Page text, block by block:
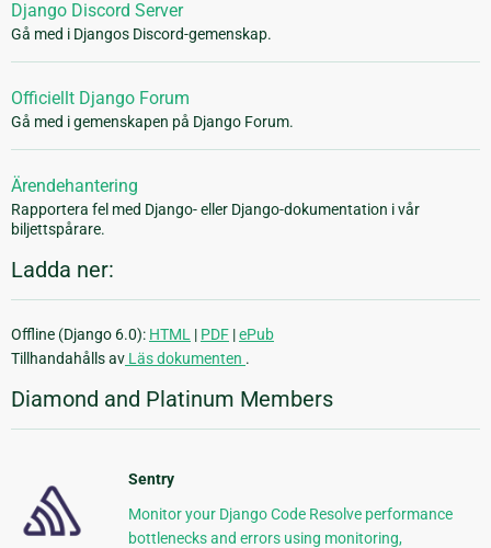
Django Discord Server
Gå med i Djangos Discord-gemenskap.
Officiellt Django Forum
Gå med i gemenskapen på Django Forum.
Ärendehantering
Rapportera fel med Django- eller Django-dokumentation i vår
biljettspårare.
Ladda ner:
Offline (Django 6.0): HTML | PDF |ePub
Tillhandahålls av Läs dokumenten .
Diamond and Platinum Members
Sentry
Monitor your Django Code Resolve performance
bottlenecks and errors using monitoring,